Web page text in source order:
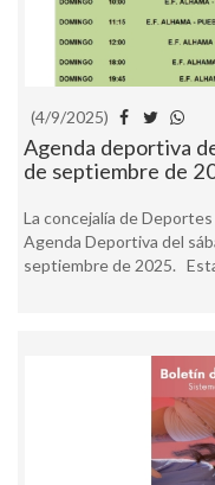
(4/9/2025)
Agenda deportiva
de septiembre de
La concejalía de
Agenda Deportiva del
septiembre de 2025.